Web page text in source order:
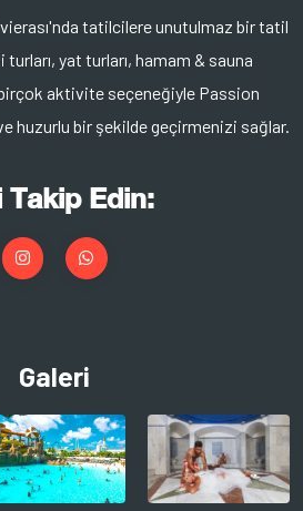
tatilcilere unutulmaz bir tatil
turları, yat turları, hamam & sauna
aktivite seçeneğiyle Passion
huzurlu bir şekilde geçirmenizi sağlar.
Takip Edin:
Galeri